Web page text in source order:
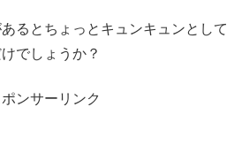
るとちょっとキュンキュンとして
でしょうか？
ポンサーリンク